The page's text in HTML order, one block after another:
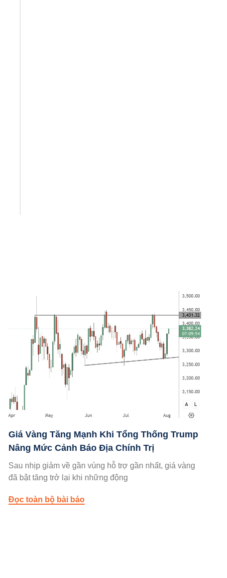
Giá Vàng Tăng Mạnh Khi Tổng Thống Trump
Nâng Mức Cảnh Báo Địa Chính Trị
Sau nhịp giảm về gần vùng hỗ trợ gần nhất, giá vàng
đã bật tăng trở lại khi những động
Đọc toàn bộ bài báo